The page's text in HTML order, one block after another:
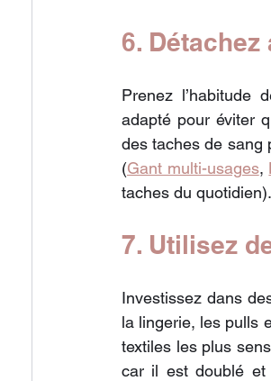
6.
Prenez l’habitude
adapté pour éviter
des taches de sang
(Gant multi-usages,
taches du quotidien).
7. Utilisez
Investissez dans
la lingerie, les pulls
textiles les plus
car il est doublé et